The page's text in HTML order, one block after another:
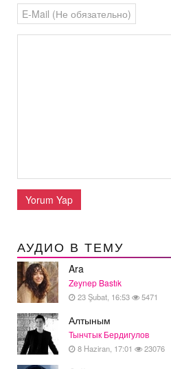
Yorum Yap
АУДИО В ТЕМУ
Ara
Zeynep Bastık
23 Şubat, 16:53 5471
Алтыным
Тынчтык Бердигулов
8 Haziran, 17:01 23076